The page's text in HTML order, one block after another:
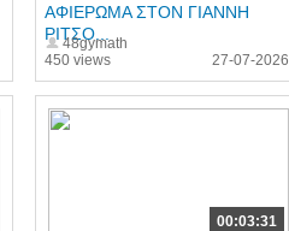
450 views
ΑΦΙΕΡΩΜΑ ΣΤΟΝ ΓΙΑΝΝΗ
ΡΙΤΣΟ...
48gymath
27-07-2026
00:03:31